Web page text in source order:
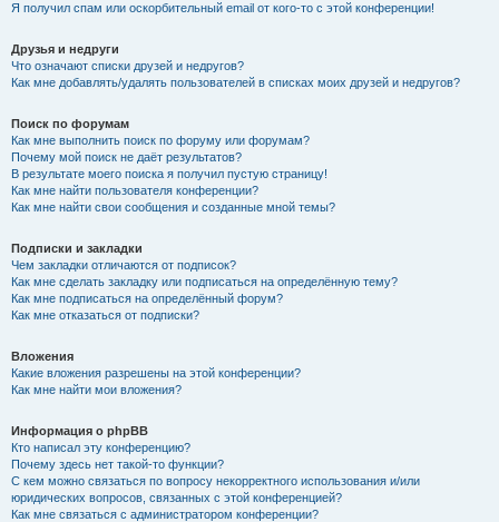
Я получил спам или оскорбительный email от кого-то с этой конференции!
Друзья и недруги
Что означают списки друзей и недругов?
Как мне добавлять/удалять пользователей в списках моих друзей и недругов?
Поиск по форумам
Как мне выполнить поиск по форуму или форумам?
Почему мой поиск не даёт результатов?
В результате моего поиска я получил пустую страницу!
Как мне найти пользователя конференции?
Как мне найти свои сообщения и созданные мной темы?
Подписки и закладки
Чем закладки отличаются от подписок?
Как мне сделать закладку или подписаться на определённую тему?
Как мне подписаться на определённый форум?
Как мне отказаться от подписки?
Вложения
Какие вложения разрешены на этой конференции?
Как мне найти мои вложения?
Информация о phpBB
Кто написал эту конференцию?
Почему здесь нет такой-то функции?
С кем можно связаться по вопросу некорректного использования и/или
юридических вопросов, связанных с этой конференцией?
Как мне связаться с администратором конференции?